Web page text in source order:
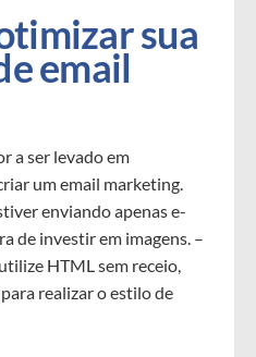
sua
email
a ser levado em
um email marketing.
enviando apenas e-
de investir em imagens. –
HTML sem receio,
realizar o estilo de